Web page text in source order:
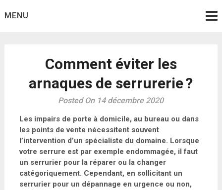
toMENU
Comment éviter les
arnaques de serrurerie ?
Posted On 14 décembre 2020
Les impairs de porte à domicile, au bureau ou dans
les points de vente nécessitent souvent
l’intervention d’un spécialiste du domaine. Lorsque
votre serrure est par exemple endommagée, il faut
un serrurier pour la réparer ou la changer
catégoriquement. Cependant, en sollicitant un
serrurier pour un dépannage en urgence ou non,